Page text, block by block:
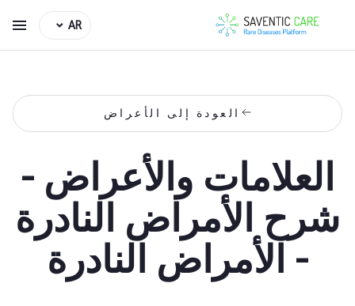
AR
العودة إلى الأعراض
العلامات والأعراض -
شرح الأمراض النادرة
- الأمراض النادرة